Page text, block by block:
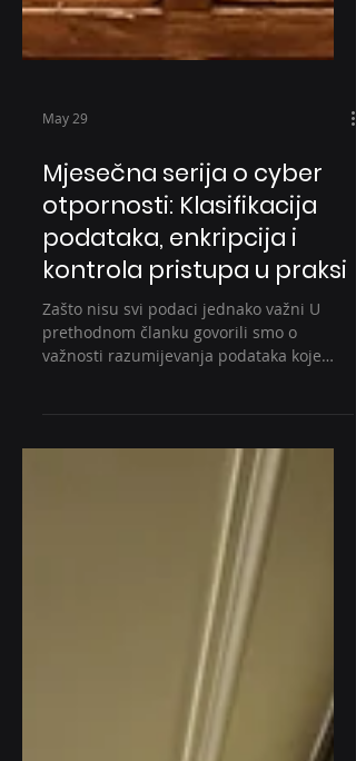
May 29
Mjesečna serija o cyber
otpornosti: Klasifikacija
podataka, enkripcija i
Zašto nisu svi podaci jednako važni U
prethodnom članku govorili smo o
važnosti razumijevanja podataka koje
organizacija posjeduje. Međutim, nakon
što napravite inventar podataka, vrlo brzo
dolazite do novog problema. Kako zaštititi
sve te informacije? Na prvi pogled
odgovor izgleda jednostavno: zaštititi sve
jednako. U praksi je to gotovo nemoguće.
Organizacije svakodnevno rade sa
stotinama ili hiljadama različitih
dokumenata, baza podataka, emailova,
izvještaja i poslovnih